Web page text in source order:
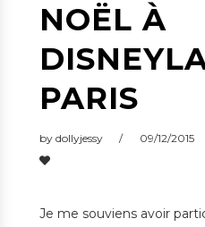
NOËL À
PARIS
by dollyjessy 09/12/2015
Je me souviens avoir